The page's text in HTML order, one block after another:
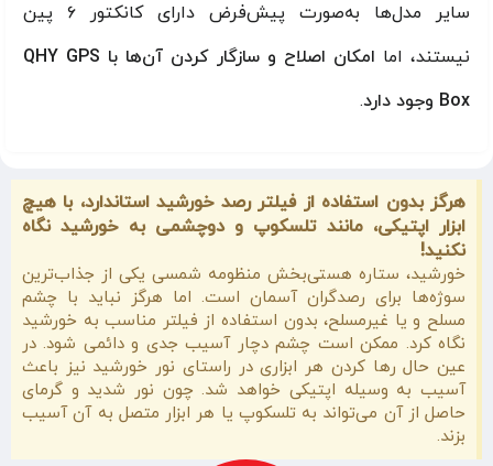
سایر مدل‌ها به‌صورت پیش‌فرض دارای کانکتور ۶ پین
نیستند، اما
امکان اصلاح و سازگار کردن آن‌ها با QHY GPS
Box وجود دارد
.
هرگز بدون استفاده از فیلتر رصد خورشید استاندارد، با هیچ
ابزار اپتیکی، مانند تلسکوپ و دوچشمی به خورشید نگاه
نکنید!
خورشید، ستاره هستی‌بخش منظومه شمسی یکی از جذاب‌ترین
سوژه‌ها برای رصدگران آسمان است. اما هرگز نباید با چشم
مسلح و یا غیرمسلح، بدون استفاده از فیلتر مناسب به خورشید
نگاه کرد. ممکن است چشم دچار آسیب جدی و دائمی شود. در
عین حال رها کردن هر ابزاری در راستای نور خورشید نیز باعث
آسیب به وسیله اپتیکی خواهد شد. چون نور شدید و گرمای
حاصل از آن می‌تواند به تلسکوپ یا هر ابزار متصل به آن آسیب
بزند.